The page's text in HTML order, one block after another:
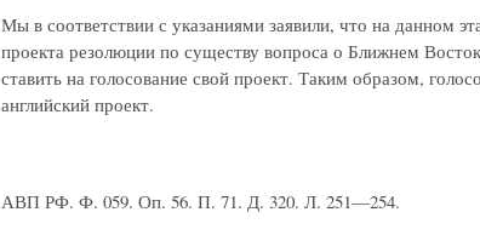
Мы в соответствии с указаниями заявили, что на данном
проекта резолюции по существу вопроса о Ближнем
ставить на голосование свой проект. Таким образом,
английский проект.
АВП РФ. Ф. 059. Оп. 56. П. 71. Д. 320. Л. 251—254.